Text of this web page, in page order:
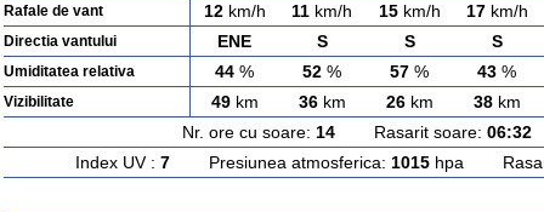
Rafale de vant 12km/h 11 km/h 15km/h 17km/h
Directia vantului ENE S S S
Umiditatea relativa 44 % 52 % 57 % 43 %
Vizibilitate 49km 36km 26km 38km
Nr. ore cu soare: 14Rasarit soare: 06:32
Index UV : 7Presiunea atmosferica: 1015hpa